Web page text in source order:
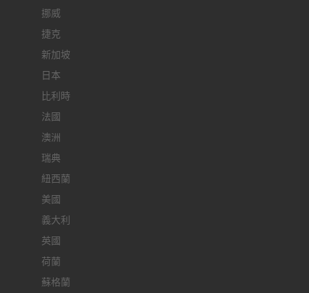
挪威
捷克
新加坡
日本
比利時
法國
澳洲
瑞典
紐西蘭
美國
義大利
英國
荷蘭
蘇格蘭